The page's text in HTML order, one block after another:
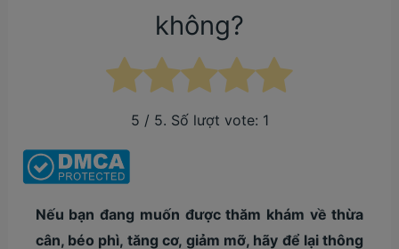
không?
5 / 5. Số lượt vote: 1
Nếu bạn đang muốn được thăm khám về thừa
cân, béo phì, tăng cơ, giảm mỡ, hãy để lại thông